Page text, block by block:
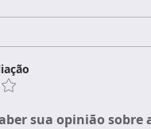
sua opinião sobre